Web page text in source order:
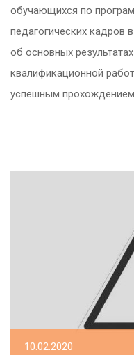
обучающихся по
педагогических кадров
об основных
квалификационной
успешным прохождением
10.02.2020